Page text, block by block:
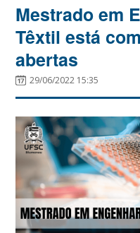
Mestrado em
Têxtil está
abertas
29/06/2022 15:35